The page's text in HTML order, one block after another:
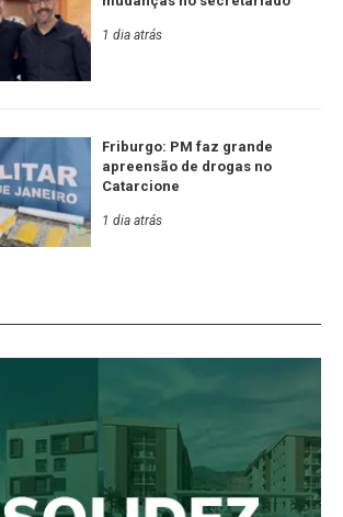
1 dia atrás
Friburgo: PM faz grande
apreensão de drogas no
Catarcione
1 dia atrás